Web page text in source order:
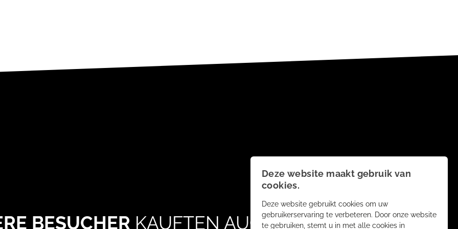
BESUCHER KAUFTEN AUCH
Deze website maakt gebruik van
cookies.
Deze website gebruikt cookies om uw
gebruikerservaring te verbeteren. Door onze website
te gebruiken, stemt u in met alle cookies in